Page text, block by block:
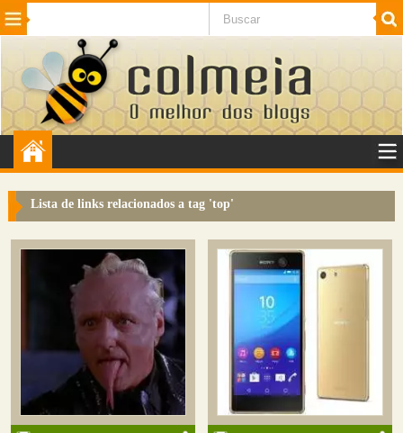
Beleza Cinema e TV
Internet Jogos NotÃ­cias SaÃºde
VeÃ­culos Adulto
Sugerir Link
Colmeia Exchange
Perguntas Frequentes
Lista de links relacionados a tag 'top'